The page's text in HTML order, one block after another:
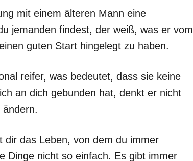
mit einem älteren Mann eine
jemanden findest, der weiß, was er vom
guten Start hingelegt zu haben.
reifer, was bedeutet, dass sie keine
an dich gebunden hat, denkt er nicht
dir das Leben, von dem du immer
Dinge nicht so einfach. Es gibt immer